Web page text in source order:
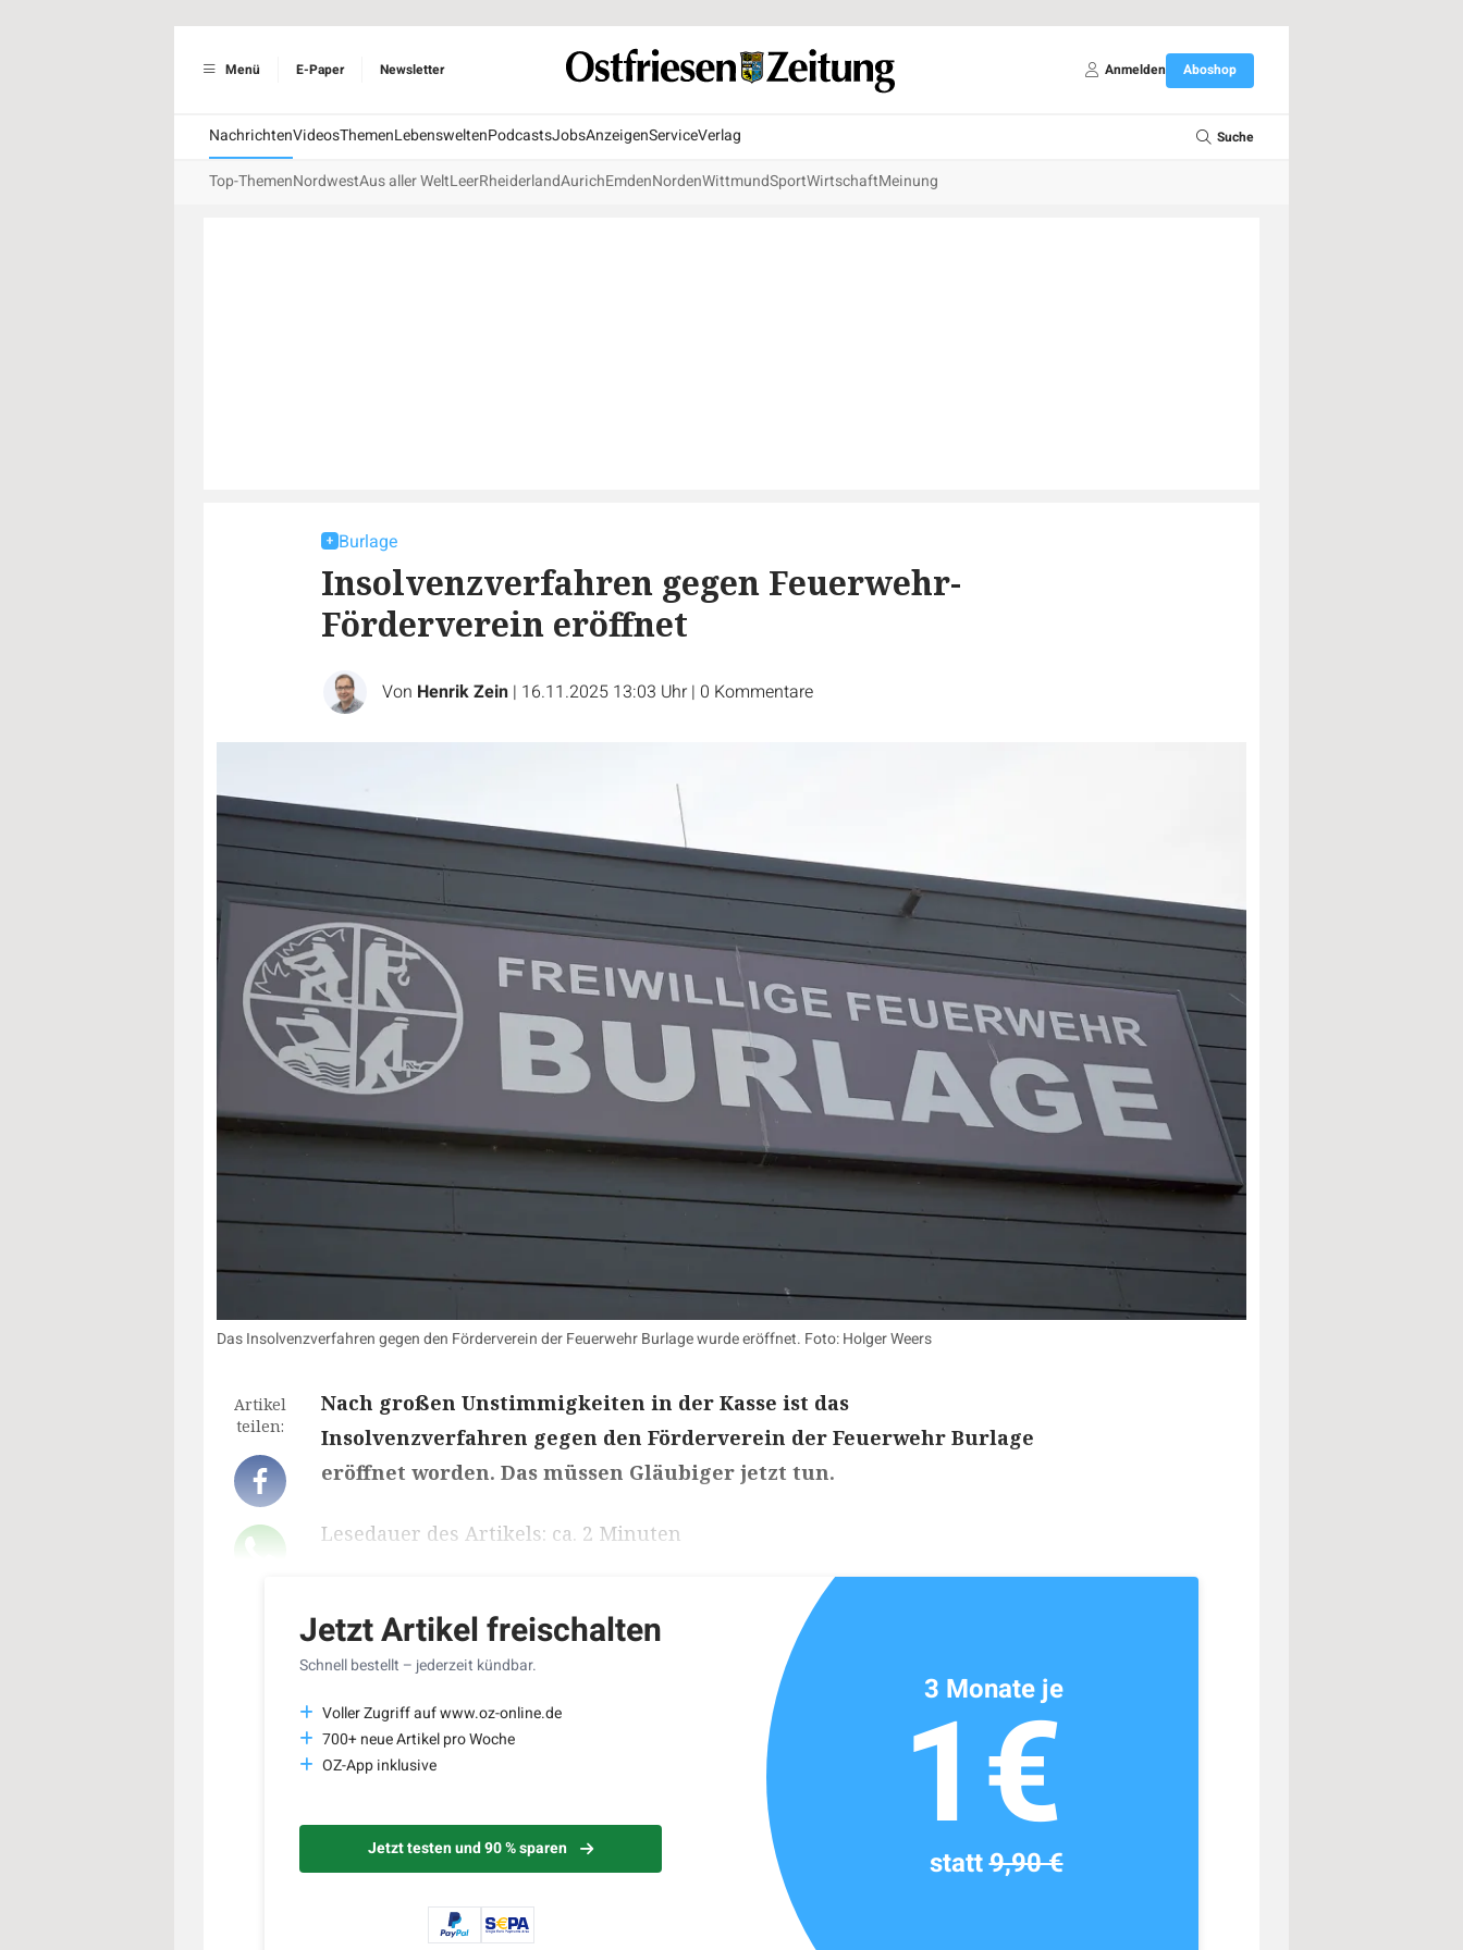
Menü E-Paper Newsletter Anmelden Aboshop
NachrichtenVideosThemenLebensweltenPodcastsJobsAnzeigenServiceVerlag Suche
Top-ThemenNordwestAus aller WeltLeerRheiderlandAurichEmdenNordenWittmundSportWirtschaftMeinung
Burlage
Insolvenzverfahren gegen Feuerwehr-
Förderverein eröffnet
Von Henrik Zein | 16.11.2025 13:03 Uhr | 0 Kommentare
Das Insolvenzverfahren gegen den Förderverein der Feuerwehr Burlage wurde eröffnet. Foto: Holger Weers
Artikel
teilen:
Nach großen Unstimmigkeiten in der Kasse ist das
Insolvenzverfahren gegen den Förderverein der Feuerwehr Burlage
eröffnet worden. Das müssen Gläubiger jetzt tun.
Lesedauer des Artikels: ca. 2 Minuten
Jetzt Artikel freischalten
Schnell bestellt – jederzeit kündbar.
Voller Zugriff auf www.oz-online.de
700+ neue Artikel pro Woche
OZ-App inklusive
Jetzt testen und 90 % sparen
3 Monate je
1€
statt9,90 €